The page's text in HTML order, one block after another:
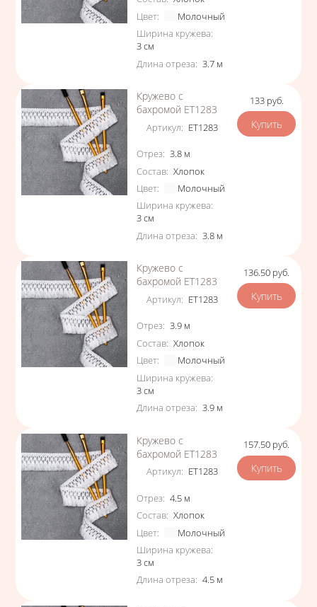
Цвет:
Молочный
Ширина кружева:
3см
Длина отреза: 3.7 м
Кружево с
бахромой ЕТ1283
Артикул: ЕТ1283
Характеристики
Отрез: 3.8 м
Состав: Хлопок
Цвет:
Молочный
Ширина кружева:
3см
Длина отреза: 3.8 м
Цена
133 руб.
Кружево с
бахромой ЕТ1283
Артикул: ЕТ1283
Характеристики
Отрез: 3.9 м
Состав: Хлопок
Цвет:
Молочный
Ширина кружева:
3см
Длина отреза: 3.9 м
Цена
136.50 руб.
Кружево с
бахромой ЕТ1283
Артикул: ЕТ1283
Характеристики
Отрез: 4.5 м
Состав: Хлопок
Цвет:
Молочный
Ширина кружева:
3см
Длина отреза: 4.5 м
Цена
157.50 руб.